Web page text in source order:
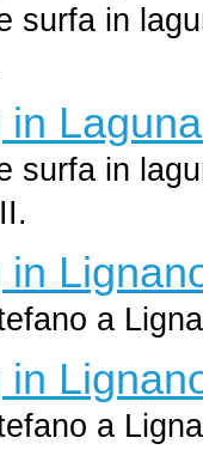
surfa in
surfa in
a
a